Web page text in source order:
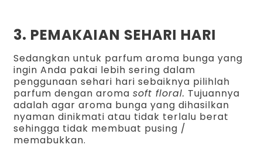
3. PEMAKAIAN SEHARI HARI
Sedangkan untuk parfum aroma bunga yang
ingin Anda pakai lebih sering dalam
penggunaan sehari hari sebaiknya pilihlah
parfum dengan aromasoft floral. Tujuannya
adalah agar aroma bunga yang dihasilkan
nyaman dinikmati atau tidak terlalu berat
sehingga tidak membuat pusing /
memabukkan.